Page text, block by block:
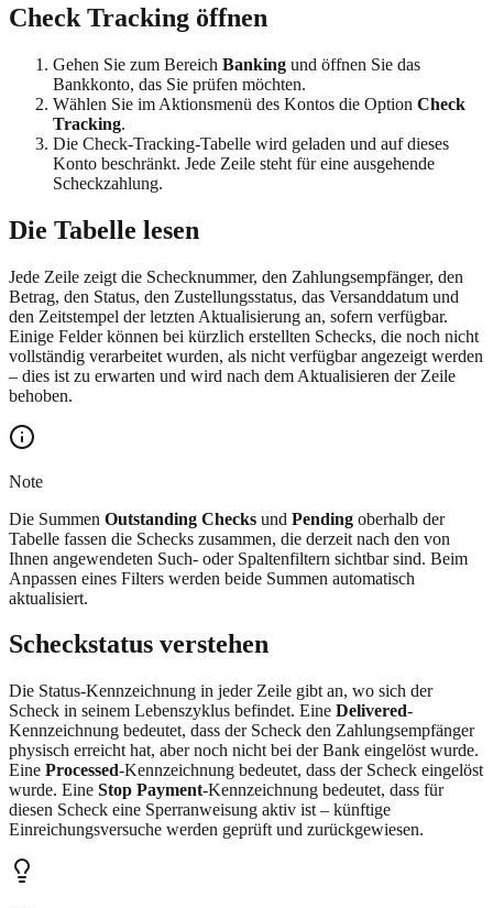
Check Tracking öffnen
Gehen Sie zum Bereich Banking und öffnen Sie das
Bankkonto, das Sie prüfen möchten.
Wählen Sie im Aktionsmenü des Kontos die Option Check
Tracking.
Die Check-Tracking-Tabelle wird geladen und auf dieses
Konto beschränkt. Jede Zeile steht für eine ausgehende
Scheckzahlung.
Die Tabelle lesen
Jede Zeile zeigt die Schecknummer, den Zahlungsempfänger, den
Betrag, den Status, den Zustellungsstatus, das Versanddatum und
den Zeitstempel der letzten Aktualisierung an, sofern verfügbar.
Einige Felder können bei kürzlich erstellten Schecks, die noch nicht
vollständig verarbeitet wurden, als nicht verfügbar angezeigt werden
– dies ist zu erwarten und wird nach dem Aktualisieren der Zeile
behoben.
Note
Die Summen Outstanding Checks und Pending oberhalb der
Tabelle fassen die Schecks zusammen, die derzeit nach den von
Ihnen angewendeten Such- oder Spaltenfiltern sichtbar sind. Beim
Anpassen eines Filters werden beide Summen automatisch
aktualisiert.
Scheckstatus verstehen
Die Status-Kennzeichnung in jeder Zeile gibt an, wo sich der
Scheck in seinem Lebenszyklus befindet. Eine Delivered-
Kennzeichnung bedeutet, dass der Scheck den Zahlungsempfänger
physisch erreicht hat, aber noch nicht bei der Bank eingelöst wurde.
Eine Processed-Kennzeichnung bedeutet, dass der Scheck eingelöst
wurde. Eine Stop Payment-Kennzeichnung bedeutet, dass für
diesen Scheck eine Sperranweisung aktiv ist – künftige
Einreichungsversuche werden geprüft und zurückgewiesen.